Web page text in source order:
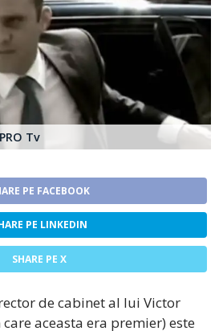
Tv
PE FACEBOOK
PE LINKEDIN
SHARE PE X
de cabinet al lui Victor
aceasta era premier) este